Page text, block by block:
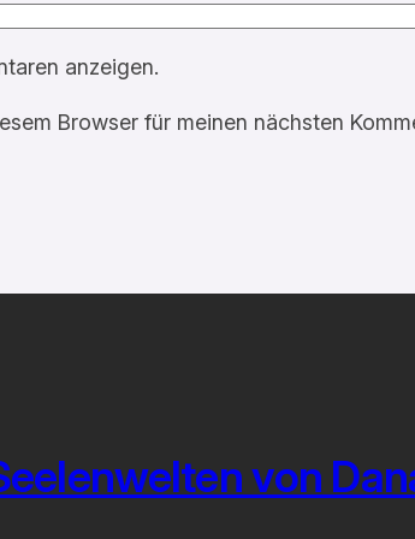
anzeigen.
Browser für meinen nächsten
von